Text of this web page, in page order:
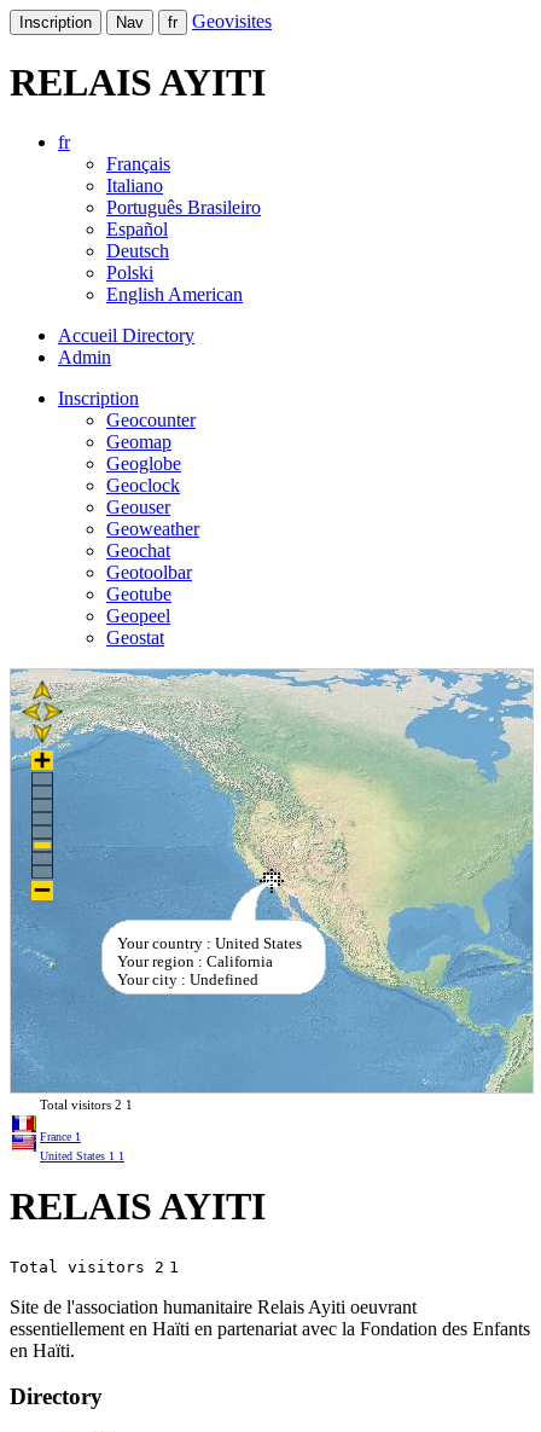
Inscription Nav fr Geovisites
RELAIS AYITI
fr
Français
Italiano
Português Brasileiro
Español
Deutsch
Polski
English American
Accueil Directory
Admin
Inscription
Geocounter
Geomap
Geoglobe
Geoclock
Geouser
Geoweather
Geochat
Geotoolbar
Geotube
Geopeel
Geostat
Your country : United States
Your region : California
Your city : Undefined
Total visitors 2 1
France 1
United States 1 1
RELAIS AYITI
Total visitors 2 1
Site de l'association humanitaire Relais Ayiti oeuvrant
essentiellement en Haïti en partenariat avec la Fondation des Enfants
en Haïti.
Directory